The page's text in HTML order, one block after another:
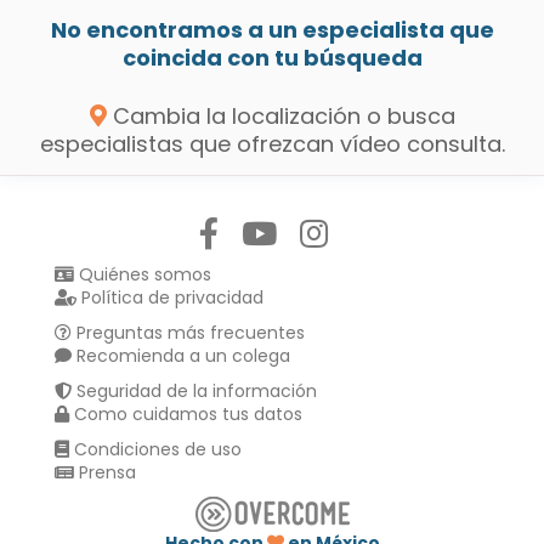
No encontramos a un especialista que
coincida con tu búsqueda
Cambia la localización o busca
especialistas que ofrezcan vídeo consulta.
Quiénes somos
Política de privacidad
Preguntas más frecuentes
Recomienda a un colega
Seguridad de la información
Como cuidamos tus datos
Condiciones de uso
Prensa